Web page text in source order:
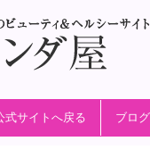
式サイトへ戻る ブロ